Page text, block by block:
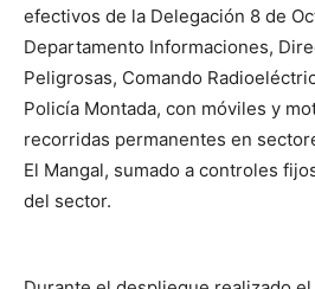
efectivos de la Delegación 8 de
Departamento Informaciones,
Peligrosas, Comando
Policía Montada, con móviles y
recorridas permanentes en
El Mangal, sumado a controles
del sector.